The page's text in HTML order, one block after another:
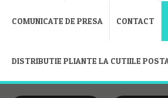
COMUNICATE DE PRESA CONTACT
DISTRIBUTIE PLIANTE LA CUTIILE